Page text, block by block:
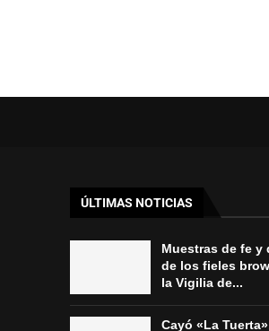
ÚLTIMAS NOTICIAS
Muestras de fe y
de los fieles
la Vigilia de...
Cayó «La